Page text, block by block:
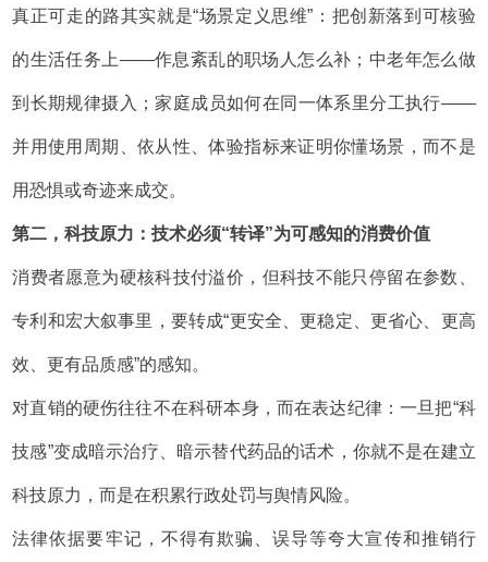
真正可走的路其实就是“场景定义思维”：把创新落到可核验
的生活任务上——作息紊乱的职场人怎么补；中老年怎么做
到长期规律摄入；家庭成员如何在同一体系里分工执行——
并用使用周期、依从性、体验指标来证明你懂场景，而不是
用恐惧或奇迹来成交。
第二，科技原力：技术必须“转译”为可感知的消费价值
消费者愿意为硬核科技付溢价，但科技不能只停留在参数、
专利和宏大叙事里，要转成“更安全、更稳定、更省心、更高
效、更有品质感”的感知。
对直销的硬伤往往不在科研本身，而在表达纪律：一旦把“科
技感”变成暗示治疗、暗示替代药品的话术，你就不是在建立
科技原力，而是在积累行政处罚与舆情风险。
法律依据要牢记，不得有欺骗、误导等夸大宣传和推销行